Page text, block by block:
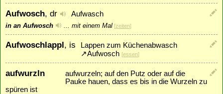
Aufwosch, dr Aufwasch
in an Aufwosch mit einem Mal [zeiten]
Aufwoschlappl, is
Lappen zum Küchenabwasch
↗Aufwosch [essen]
aufwurzln
aufwurzeln; auf den Putz oder auf die
Pauke hauen, dass es bis in die Wurzeln zu
spüren ist